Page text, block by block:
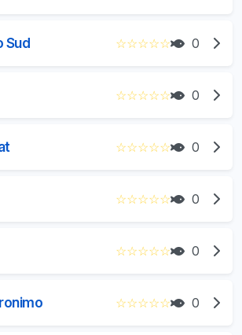
Sud ☆☆☆☆☆ 0
☆☆☆☆☆ 0
☆☆☆☆☆ 0
☆☆☆☆☆ 0
☆☆☆☆☆ 0
☆☆☆☆☆ 0